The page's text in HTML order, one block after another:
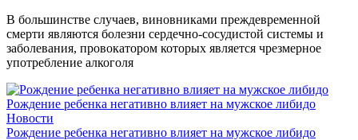
В большинстве случаев, виновниками преждевременной
смерти являются болезни сердечно-сосудистой системы и
заболевания, провокатором которых является чрезмерное
употребление алкоголя
Рождение ребенка негативно влияет на мужское либидо
Новости
Рождение ребенка негативно влияет на мужское либидо